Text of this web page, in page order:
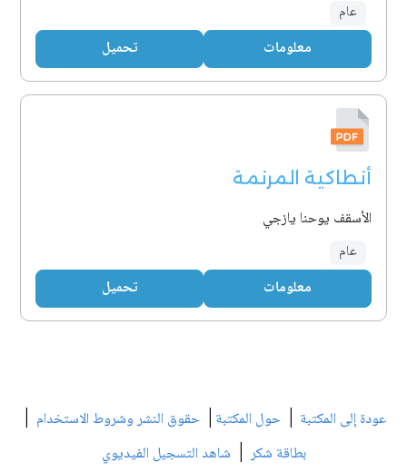
عام
معلومات تحميل
أنطاكية المرنمة
الأسقف يوحنا يازجي
عام
معلومات تحميل
عودة إلى المكتبة | حول المكتبة | حقوق النشر وشروط الاستخدام |
بطاقة شكر| شاهد التسجيل الفيديوي